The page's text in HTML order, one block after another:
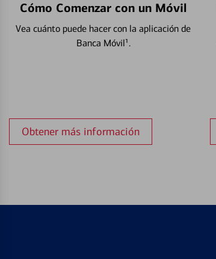
Cómo Comenzar con un Móvil
Vea cuánto puede hacer con la aplicación de
Banca Móvil¹.
Obtener más información